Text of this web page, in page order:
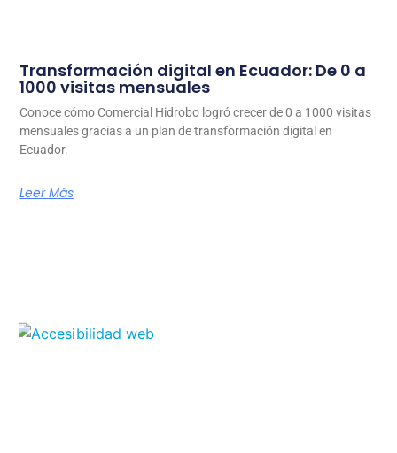
Transformación digital en Ecuador: De 0 a
1000 visitas mensuales
Conoce cómo Comercial Hidrobo logró crecer de 0 a 1000 visitas
mensuales gracias a un plan de transformación digital en
Ecuador.
Leer Más